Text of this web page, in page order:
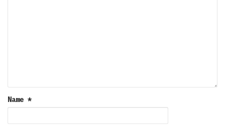
Name *